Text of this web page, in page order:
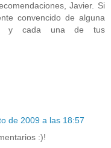
Javier. Si
convencido de alguna
y cada una de tus
de 2009 a las 18:57
:)!